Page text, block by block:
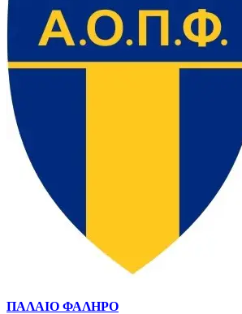
ΠΑΛΑΙΟ ΦΑΛΗΡΟ